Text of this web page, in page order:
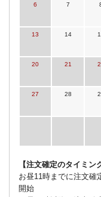
6 7
13 14
20 21
27 28
【注文確定のタイミン
お昼11時までに注文
開始